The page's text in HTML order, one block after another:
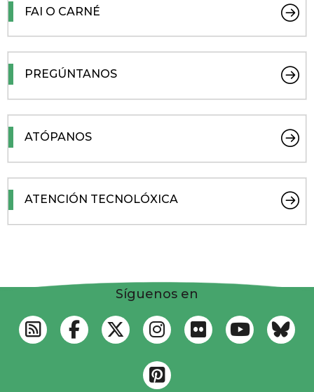
FAI O CARNÉ
PREGÚNTANOS
ATÓPANOS
ATENCIÓN TECNOLÓXICA
Síguenos en